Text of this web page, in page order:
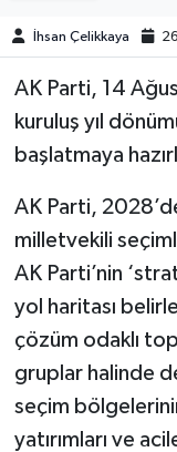
İhsan Çelikkaya
AK Parti, 14
kuruluş yıl
başlatmaya
AK Parti,
milletvekili
AK Parti’nin
yol haritası
çözüm odaklı
gruplar halinde
seçim
yatırımları ve